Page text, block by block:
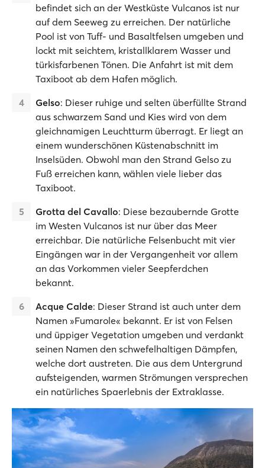
befindet sich an der Westküste Vulcanos ist nur
auf dem Seeweg zu erreichen. Der natürliche
Pool ist von Tuff- und Basaltfelsen umgeben und
lockt mit seichtem, kristallklarem Wasser und
türkisfarbenen Tönen. Die Anfahrt ist mit dem
Taxiboot ab dem Hafen möglich.
Gelso: Dieser ruhige und selten überfüllte Strand
aus schwarzem Sand und Kies wird von dem
gleichnamigen Leuchtturm überragt. Er liegt an
einem wunderschönen Küstenabschnitt im
Inselsüden. Obwohl man den Strand Gelso zu
Fuß erreichen kann, wählen viele lieber das
Taxiboot.
Grotta del Cavallo: Diese bezaubernde Grotte
im Westen Vulcanos ist nur über das Meer
erreichbar. Die natürliche Felsenbucht mit vier
Eingängen war in der Vergangenheit vor allem
an das Vorkommen vieler Seepferdchen
bekannt.
Acque Calde: Dieser Strand ist auch unter dem
Namen »Fumarole« bekannt. Er ist von Felsen
und üppiger Vegetation umgeben und verdankt
seinen Namen den schwefelhaltigen Dämpfen,
welche dort austreten. Die aus dem Untergrund
aufsteigenden, warmen Strömungen versprechen
ein natürliches Spaerlebnis der Extraklasse.